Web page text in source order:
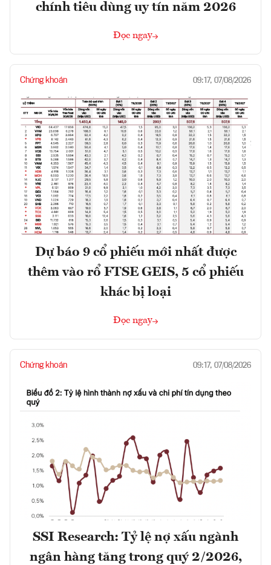
chính tiêu dùng uy tín năm 2026
Đọc ngay
Chứng khoán 09:17, 07/08/2026
Dự báo 9 cổ phiếu mới nhất được
thêm vào rổ FTSE GEIS, 5 cổ phiếu
khác bị loại
Đọc ngay
Chứng khoán 09:17, 07/08/2026
SSI Research: Tỷ lệ nợ xấu ngành
ngân hàng tăng trong quý 2/2026,